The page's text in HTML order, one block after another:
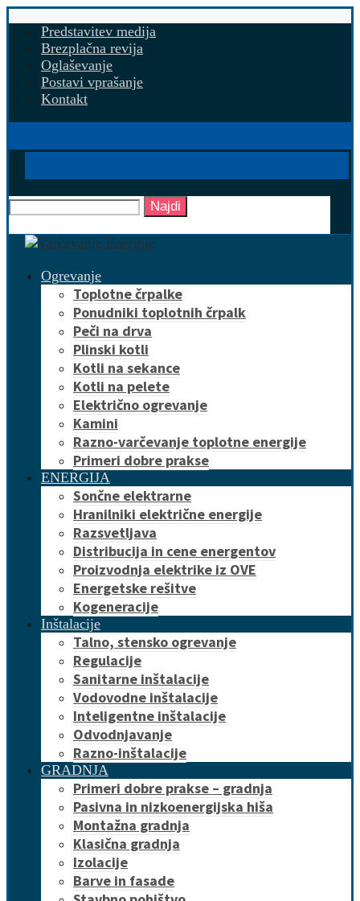
Predstavitev medija
Brezplačna revija
Oglaševanje
Postavi vprašanje
Kontakt
Najdi
Ogrevanje
Toplotne črpalke
Ponudniki toplotnih črpalk
Peči na drva
Plinski kotli
Kotli na sekance
Kotli na pelete
Električno ogrevanje
Kamini
Razno-varčevanje toplotne energije
Primeri dobre prakse
ENERGIJA
Sončne elektrarne
Hranilniki električne energije
Razsvetljava
Distribucija in cene energentov
Proizvodnja elektrike iz OVE
Energetske rešitve
Kogeneracije
Inštalacije
Talno, stensko ogrevanje
Regulacije
Sanitarne inštalacije
Vodovodne inštalacije
Inteligentne inštalacije
Odvodnjavanje
Razno-inštalacije
GRADNJA
Primeri dobre prakse – gradnja
Pasivna in nizkoenergijska hiša
Montažna gradnja
Klasična gradnja
Izolacije
Barve in fasade